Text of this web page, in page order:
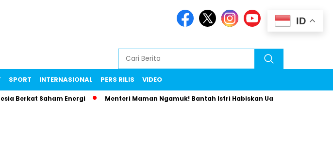
SPORT INTERNASIONAL PERS RILIS VIDEO
Berkat Saham Energi Menteri Maman Ngamuk! Bantah Istri Habiskan Uang Negara Liburan
ID